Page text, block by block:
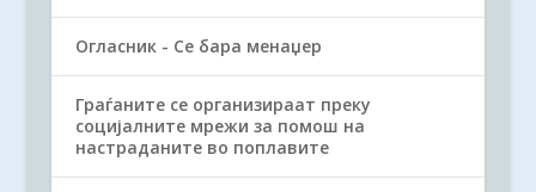
Огласник - Се бара менаџер
Граѓаните се организираат преку
социјалните мрежи за помош на
настраданите во поплавите